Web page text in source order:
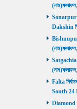
Sonarpur
Dakshin
Bishnupur
Satgachia
Falta
South 24
Diamond